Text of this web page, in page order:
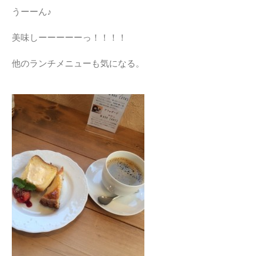
うーーん♪
美味しーーーーーっ！！！！
他のランチメニューも気になる。